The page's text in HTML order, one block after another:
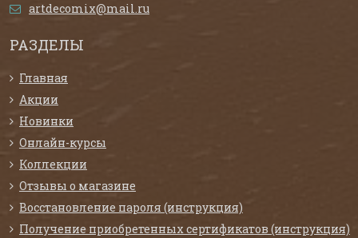
artdecomix@mail.ru
РАЗДЕЛЫ
Главная
Акции
Новинки
Онлайн-курсы
Коллекции
Отзывы о магазине
Восстановление пароля (инструкция)
Получение приобретенных сертификатов (инструкция)